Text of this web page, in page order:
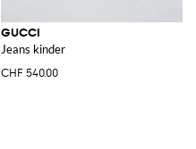
GUCCI
Jeans kinder
CHF 540.00